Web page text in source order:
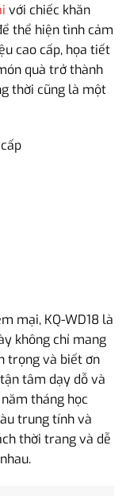
với chiếc khăn
thể hiện tình cảm
cao cấp, họa tiết
quà trở thành
thời cũng là một
mại, KQ-WD18 là
không chỉ mang
trọng và biết ơn
tâm dạy dỗ và
tháng học
trung tính và
thời trang và dễ